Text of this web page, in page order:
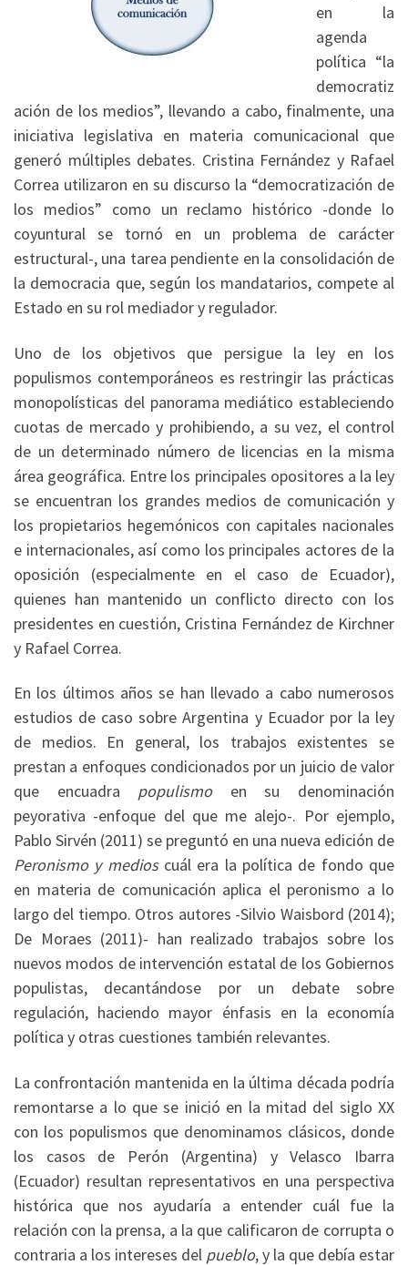
en la
agenda
política “la
democratiz
ación de los medios”, llevando a cabo, finalmente, una
iniciativa legislativa en materia comunicacional que
generó múltiples debates. Cristina Fernández y Rafael
Correa utilizaron en su discurso la “democratización de
los medios” como un reclamo histórico -donde lo
coyuntural se tornó en un problema de carácter
estructural-, una tarea pendiente en la consolidación de
la democracia que, según los mandatarios, compete al
Estado en su rol mediador y regulador.
Uno de los objetivos que persigue la ley en los
populismos contemporáneos es restringir las prácticas
monopolísticas del panorama mediático estableciendo
cuotas de mercado y prohibiendo, a su vez, el control
de un determinado número de licencias en la misma
área geográfica. Entre los principales opositores a la ley
se encuentran los grandes medios de comunicación y
los propietarios hegemónicos con capitales nacionales
e internacionales, así como los principales actores de la
oposición (especialmente en el caso de Ecuador),
quienes han mantenido un conflicto directo con los
presidentes en cuestión, Cristina Fernández de Kirchner
y Rafael Correa.
En los últimos años se han llevado a cabo numerosos
estudios de caso sobre Argentina y Ecuador por la ley
de medios. En general, los trabajos existentes se
prestan a enfoques condicionados por un juicio de valor
que encuadra populismoen su denominación
peyorativa -enfoque del que me alejo-. Por ejemplo,
Pablo Sirvén (2011) se preguntó en una nueva edición de
Peronismo y medioscuál era la política de fondo que
en materia de comunicación aplica el peronismo a lo
largo del tiempo. Otros autores -Silvio Waisbord (2014);
De Moraes (2011)- han realizado trabajos sobre los
nuevos modos de intervención estatal de los Gobiernos
populistas, decantándose por un debate sobre
regulación, haciendo mayor énfasis en la economía
política y otras cuestiones también relevantes.
La confrontación mantenida en la última década podría
remontarse a lo que se inició en la mitad del siglo XX
con los populismos que denominamos clásicos, donde
los casos de Perón (Argentina) y Velasco Ibarra
(Ecuador) resultan representativos en una perspectiva
histórica que nos ayudaría a entender cuál fue la
relación con la prensa, a la que calificaron de corrupta o
contraria a los intereses del pueblo, y la que debía estar